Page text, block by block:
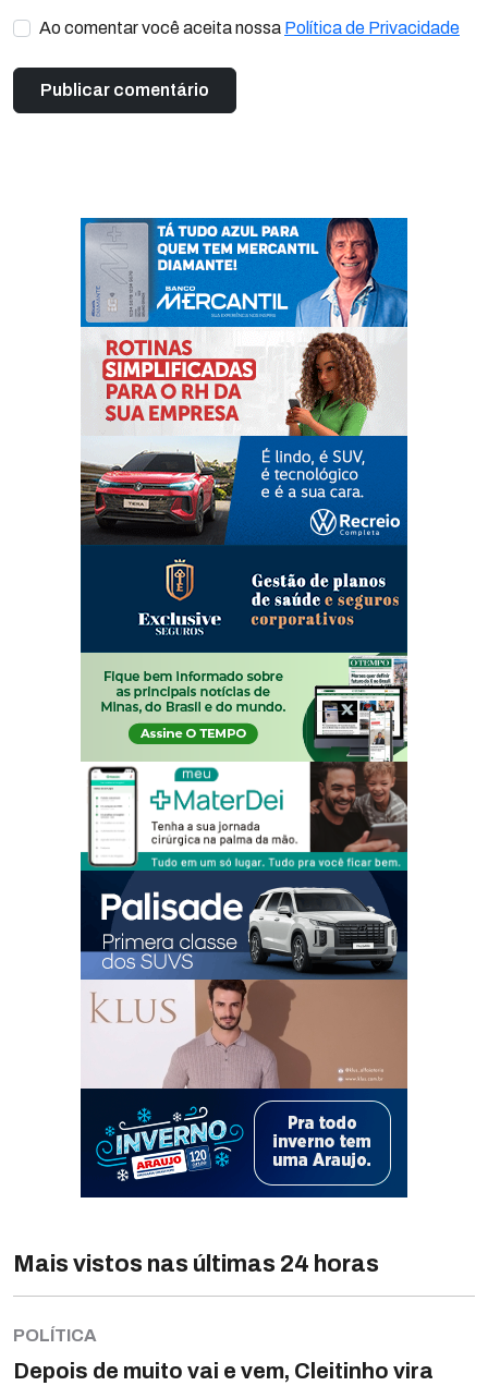
Ao comentar você aceita nossa Política de Privacidade
Mais vistos nas últimas 24 horas
POLÍTICA
Depois de muito vai e vem, Cleitinho vira